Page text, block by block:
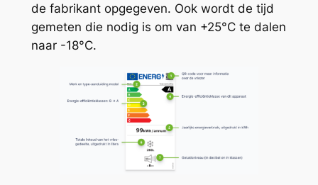
de fabrikant opgegeven. Ook wordt de tijd
gemeten die nodig is om van +25°C te dalen
naar -18°C.